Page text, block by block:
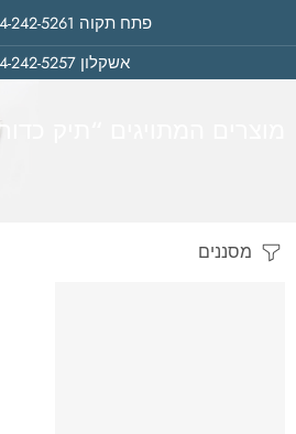
פתח תקוה 242-5261
אשקלון242-5257
מוצרים המתויגים “תיק
ביתמסננים